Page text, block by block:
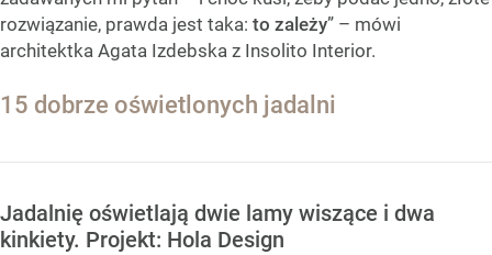
rozwiązanie, prawda jest taka: to zależy” – mówi
architektka Agata Izdebska z Insolito Interior.
15 dobrze oświetlonych jadalni
Jadalnię oświetlają dwie lamy wiszące i dwa
kinkiety. Projekt: Hola Design